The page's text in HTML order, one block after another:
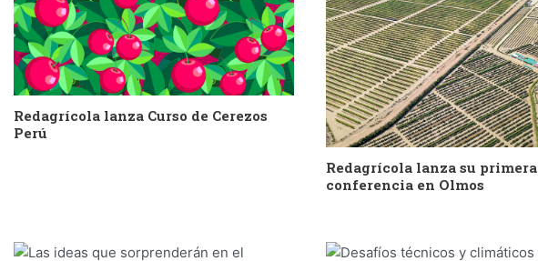
Redagrícola lanza Curso de Cerezos
Perú
Redagrícola lanza su primera
conferencia en Olmos